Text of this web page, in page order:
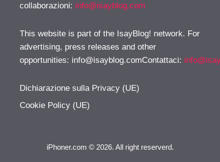
collaborazioni: info@isayblog.com
This website is part of the IsayBlog! network. For
advertising, press releases and other
opportunities: info@isayblog.comContattaci:
Dichiarazione sulla Privacy (UE)
Cookie Policy (UE)
iPhoner.com © 2026. All right reserverd.